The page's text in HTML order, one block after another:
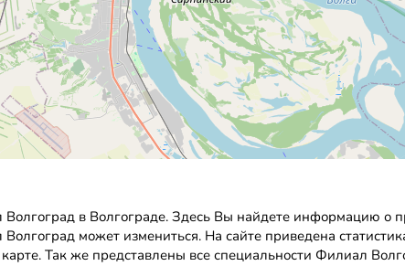
в Волгограде. Здесь Вы найдете информацию о
может измениться. На сайте приведена
Так же представлены все специальности Филиал